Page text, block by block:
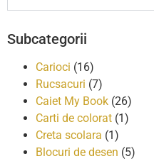
Subcategorii
Carioci (16)
Rucsacuri (7)
Caiet My Book (26)
Carti de colorat (1)
Creta scolara (1)
Blocuri de desen (5)